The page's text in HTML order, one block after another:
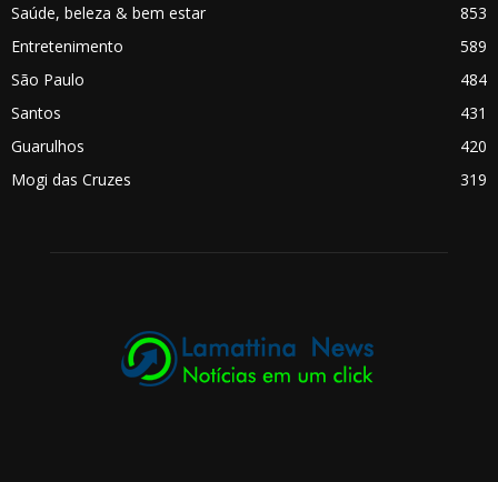
Saúde, beleza & bem estar
853
Entretenimento
589
São Paulo
484
Santos
431
Guarulhos
420
Mogi das Cruzes
319